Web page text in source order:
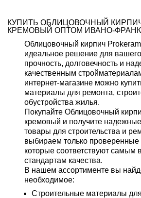
КУПИТЬ ОБЛИЦОВОЧНЫЙ КИРПИЧ
КРЕМОВЫЙ ОПТОМ ИВАНО-
Облицовочный кирпич
идеальное решение для
прочность, долговечность и
качественным
интернет-магазине можно
материалы для ремонта,
обустройства жилья.
Покупайте Облицовочный
кремовый и получите
товары для строительства и
выбираем только
которые соответствуют самым
стандартам качества.
В нашем ассортименте вы
необходимое:
Строительные материалы